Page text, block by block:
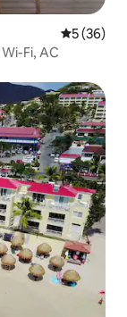
5 ud af 5 i
5 (36)
Fi, AC